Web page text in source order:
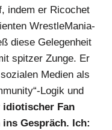
indem er Ricochet
WrestleMania-
diese Gelegenheit
spitzer Zunge. Er
Medien als
Logik und
idiotischer Fan
Gespräch. Ich: